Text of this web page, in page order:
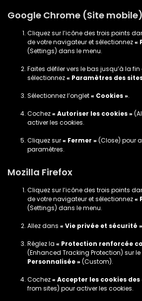
Google Chrome (Site mobile)
Cliquez sur l’icône des trois points
de votre navigateur et sélectionnez«
(Settings) dans le menu.
Faites défiler vers le bas jusqu’à la
sélectionnez« Paramètres des
Sélectionnez l’onglet« Cookies ».
Cochez« Autoriser les cookies »
activer les cookies.
Cliquez sur« Fermer » (Close) pour
paramètres.
Mozilla Firefox
Cliquez sur l’icône des trois points
de votre navigateur et sélectionnez«
(Settings) dans le menu.
Allez dans « Vie privée et sécurité »
Réglez la « Protection renforcée
(Enhanced Tracking Protection) sur
Personnalisée » (Custom).
Cochez« Accepter les cookies des
from sites) pour activer les cookies.